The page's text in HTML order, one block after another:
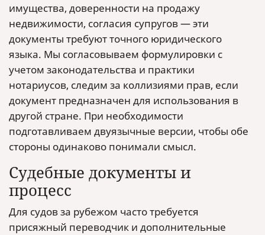
имущества, доверенности на продажу
недвижимости, согласия супругов — эти
документы требуют точного юридического
языка. Мы согласовываем формулировки с
учетом законодательства и практики
нотариусов, следим за коллизиями прав, если
документ предназначен для использования в
другой стране. При необходимости
подготавливаем двуязычные версии, чтобы обе
стороны одинаково понимали смысл.
Судебные документы и
процесс
Для судов за рубежом часто требуется
присяжный переводчик и дополнительные